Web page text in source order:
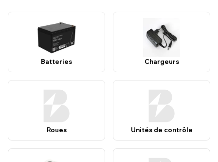
Batteries Chargeurs
Roues Unités de contrôle